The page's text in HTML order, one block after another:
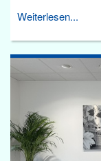
Weiterlesen...